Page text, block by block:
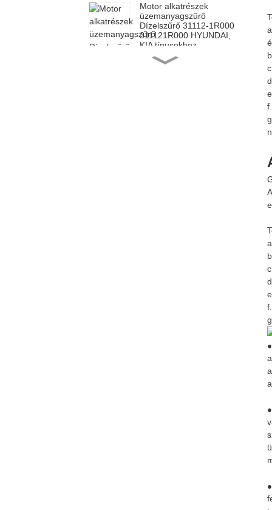
Motor alkatrészek
üzemanyagszűrő
Dízelszűrő 31112-1R000
311121R000 HYUNDAI,
KIA típusokhoz
Motor alkatrészek
●
●
●